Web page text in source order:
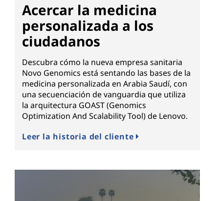
Acercar la medicina
personalizada a los
ciudadanos
Descubra cómo la nueva empresa sanitaria
Novo Genomics está sentando las bases de la
medicina personalizada en Arabia Saudí, con
una secuenciación de vanguardia que utiliza
la arquitectura GOAST (Genomics
Optimization And Scalability Tool) de Lenovo.
Leer la historia del cliente